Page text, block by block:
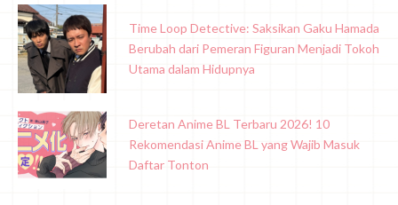
Time Loop Detective: Saksikan Gaku Hamada
Berubah dari Pemeran Figuran Menjadi Tokoh
Utama dalam Hidupnya
Deretan Anime BL Terbaru 2026! 10
Rekomendasi Anime BL yang Wajib Masuk
Daftar Tonton